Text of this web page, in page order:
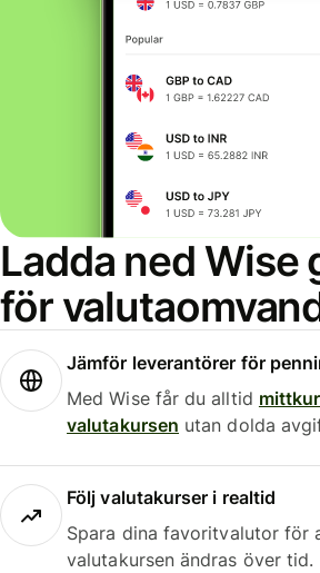
Ladda ned Wise
för
Jämför leverantörer för
Med Wise får du alltid
valutakursen utan dolda
Följ valutakurser i realtid
Spara dina favoritvalutor för
valutakursen ändras över tid.